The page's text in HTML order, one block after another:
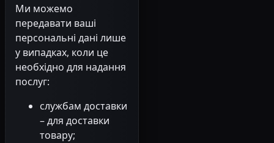
Ми можемо
передавати ваші
персональні дані лише
у випадках, коли це
необхідно для надання
послуг:
службам доставки
– для доставки
товару;